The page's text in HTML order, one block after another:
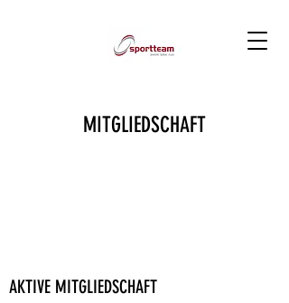
MITGLIEDSCHAFT
AKTIVE MITGLIEDSCHAFT